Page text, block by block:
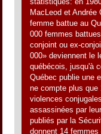
MacLeod et
femme battue au
000 femmes
conjoint ou ex-
000» deviennent le
québécois, jusqu'à
Québec publie une
ne compte plus
violences
assassinées par
publiés par la
donnent 14